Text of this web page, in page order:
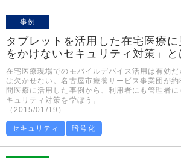
事例
タブレットを活用した在宅医療
をかけないセキュリティ対策」と
在宅医療現場でのモバイルデバイス活用は有効
は欠かせない。名古屋市療養サービス事業団が
問医療に活用した事例から、利用者にも管理者
キュリティ対策を学ぼう。
（2015/01/19）
セキュリティ 暗号化